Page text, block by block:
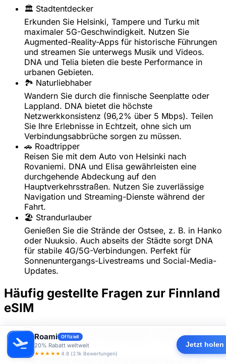
🏛️ Stadtentdecker
Erkunden Sie Helsinki, Tampere und Turku mit
maximaler 5G-Geschwindigkeit. Nutzen Sie
Augmented-Reality-Apps für historische Führungen
und streamen Sie unterwegs Musik und Videos.
DNA und Telia bieten die beste Performance in
urbanen Gebieten.
🏞️ Naturliebhaber
Wandern Sie durch die finnische Seenplatte oder
Lappland. DNA bietet die höchste
Netzwerkkonsistenz (96,2% über 5 Mbps). Teilen
Sie Ihre Erlebnisse in Echtzeit, ohne sich um
Verbindungsabbrüche sorgen zu müssen.
🚗 Roadtripper
Reisen Sie mit dem Auto von Helsinki nach
Rovaniemi. DNA und Elisa gewährleisten eine
durchgehende Abdeckung auf den
Hauptverkehrsstraßen. Nutzen Sie zuverlässige
Navigation und Streaming-Dienste während der
Fahrt.
🏖️ Strandurlauber
Genießen Sie die Strände der Ostsee, z. B. in Hanko
oder Nuuksio. Auch abseits der Städte sorgt DNA
für stabile 4G/5G-Verbindungen. Perfekt für
Sonnenuntergangs-Livestreams und Social-Media-
Updates.
Häufig gestellte Fragen zur Finnland
eSIM
F1: Wie lange dauert es nach der erfolgreichen
Zahlung, bis ich den QR-Code für die Finnland eSIM
erhalte? ▼
Nach erfolgreicher Zahlung erhalten Sie den QR-
Roami Offiziell
20% Rabatt weltweit
★★★★★4.8 (2.1k Bewertungen)
Jetzt holen